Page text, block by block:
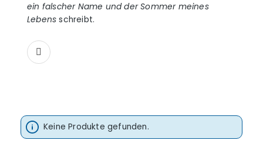
ein falscher Name und der Sommer meines
Lebens schreibt.
Keine Produkte gefunden.